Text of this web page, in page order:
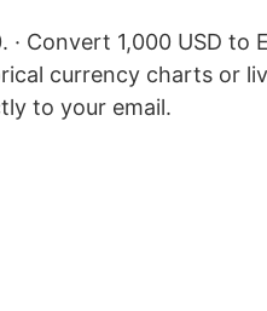
· Convert 1,000 USD
currency charts or
to your email.